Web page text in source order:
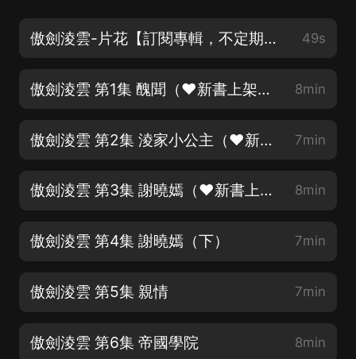
傲劍淩雲-片花【訂閱專輯，不定期抽會員哦】 49s
傲劍淩雲 第1集 醜聞（❤新書上架❤評論好評領福利哦❤） 8min
傲劍淩雲 第2集 淩家小公主（❤新書上架❤跪求訂閱❤追聽搶福利❤） 7min
傲劍淩雲 第3集 謝曉嫣（❤新書上架❤跪求好評❤） 8min
傲劍淩雲 第4集 謝曉嫣（下） 7min
傲劍淩雲 第5集 親情 7min
傲劍淩雲 第6集 帝國學院 8min